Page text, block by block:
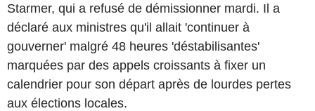
Starmer, qui a refusé de démissionner mardi. Il a
déclaré aux ministres qu'il allait 'continuer à
gouverner' malgré 48 heures 'déstabilisantes'
marquées par des appels croissants à fixer un
calendrier pour son départ après de lourdes pertes
aux élections locales.